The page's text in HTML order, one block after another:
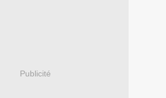
Publicité